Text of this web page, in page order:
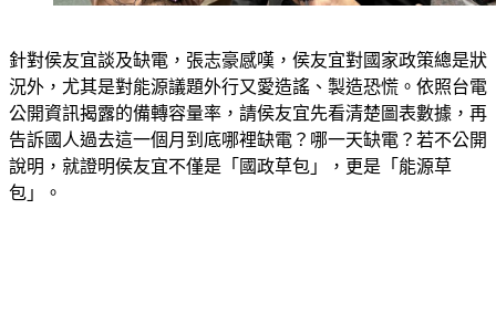
況外，尤其是對能源議題外行又愛造謠、製造恐慌。依照台電
公開資訊揭露的備轉容量率，請侯友宜先看清楚圖表數據，再
告訴國人過去這一個月到底哪裡缺電？哪一天缺電？若不公開
說明，就證明侯友宜不僅是「國政草包」，更是「能源草
包」。